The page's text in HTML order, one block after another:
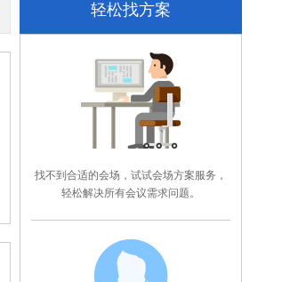
轻松找方案
找不到合适的会场，试试会场方案服务，
轻松解决所有会议需求问题。